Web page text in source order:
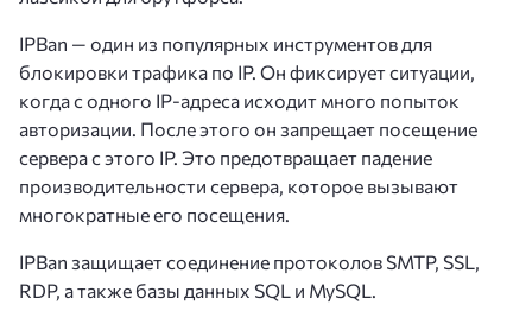
IPBan — один из популярных инструментов для
блокировки трафика по IP. Он фиксирует ситуации,
когда с одного IP-адреса исходит много попыток
авторизации. После этого он запрещает посещение
сервера с этого IP. Это предотвращает падение
производительности сервера, которое вызывают
многократные его посещения.
IPBan защищает соединение протоколов SMTP, SSL,
RDP, а также базы данных SQL и MySQL.